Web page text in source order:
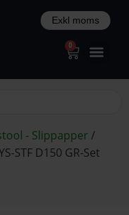
0
- Slippapper /
STF D150 GR-Set